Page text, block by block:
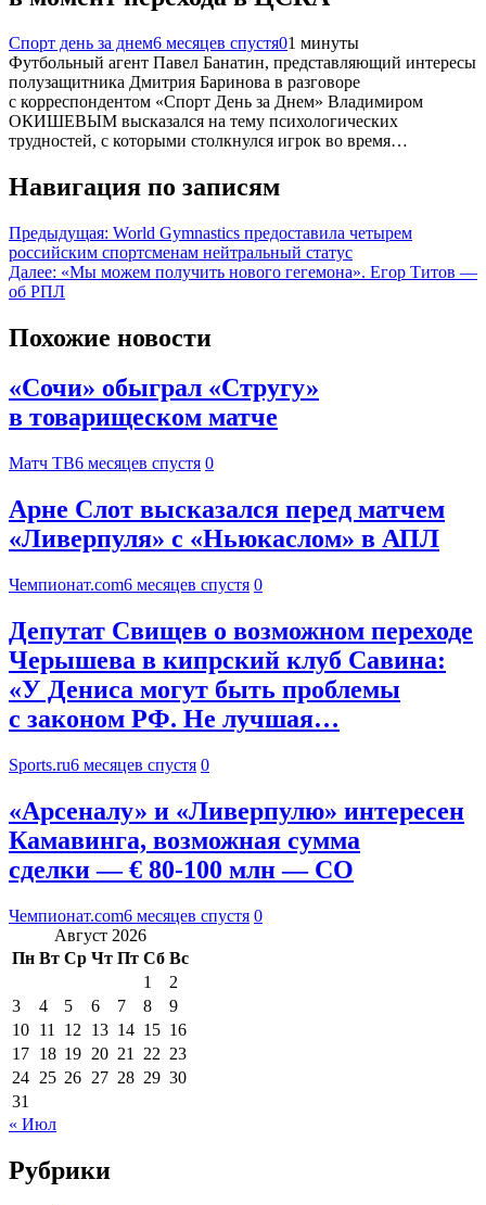
Спорт день за днем6 месяцев спустя01 минуты
Футбольный агент Павел Банатин, представляющий интересы
полузащитника Дмитрия Баринова в разговоре
с корреспондентом «Спорт День за Днем» Владимиром
ОКИШЕВЫМ высказался на тему психологических
трудностей, с которыми столкнулся игрок во время…
Навигация по записям
Предыдущая: World Gymnastics предоставила четырем
российским спортсменам нейтральный статус
Далее: «Мы можем получить нового гегемона». Егор Титов —
об РПЛ
Похожие новости
«Сочи» обыграл «Стругу»
в товарищеском матче
Матч ТВ6 месяцев спустя 0
Арне Слот высказался перед матчем
«Ливерпуля» с «Ньюкаслом» в АПЛ
Чемпионат.com6 месяцев спустя 0
Депутат Свищев о возможном переходе
Черышева в кипрский клуб Савина:
«У Дениса могут быть проблемы
с законом РФ. Не лучшая…
Sports.ru6 месяцев спустя 0
«Арсеналу» и «Ливерпулю» интересен
Камавинга, возможная сумма
сделки — € 80-100 млн — CO
Чемпионат.com6 месяцев спустя 0
Август 2026
Пн Вт Ср Чт Пт Сб Вс
1
2
3
4 5 6 7 8
9
10 11 12 13 14 15 16
17 18 19 20 21 22 23
24 25 26 27 28 29 30
31
« Июл
Рубрики